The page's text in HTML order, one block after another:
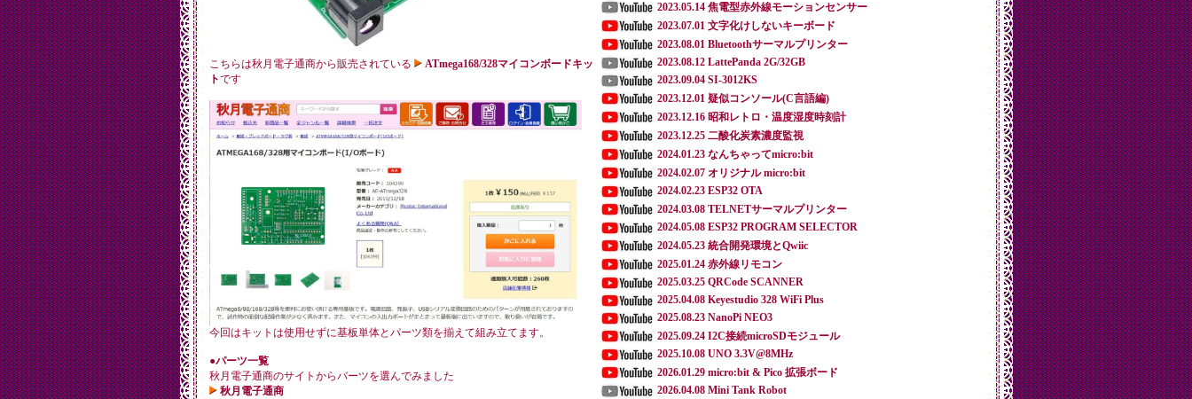
こちらは秋月電子通商から販売されている
ATmega168/328マイコンボードキッ
トです
今回はキットは使用せずに基板単体とパーツ類を揃えて組み立てます。
●パーツ一覧
秋月電子通商のサイトからバーツを選んでみました
秋月電子通商
2023.05.14 焦電型赤外線モーションセンサー
2023.07.01 文字化けしないキーボード
2023.08.01 Bluetoothサーマルプリンター
2023.08.12 LattePanda 2G/32GB
2023.09.04 SI-3012KS
2023.12.01 疑似コンソール(C言語編)
2023.12.16 昭和レトロ・温度湿度時刻計
2023.12.25 二酸化炭素濃度監視
2024.01.23 なんちゃってmicro:bit
2024.02.07 オリジナル micro:bit
2024.02.23 ESP32 OTA
2024.03.08 TELNETサーマルプリンター
2024.05.08 ESP32 PROGRAM SELECTOR
2024.05.23 統合開発環境とQwiic
2025.01.24 赤外線リモコン
2025.03.25 QRCode SCANNER
2025.04.08 Keyestudio 328 WiFi Plus
2025.08.23 NanoPi NEO3
2025.09.24 I2C接続microSDモジュール
2025.10.08 UNO 3.3V@8MHz
2026.01.29 micro:bit & Pico 拡張ボード
2026.04.08 Mini Tank Robot